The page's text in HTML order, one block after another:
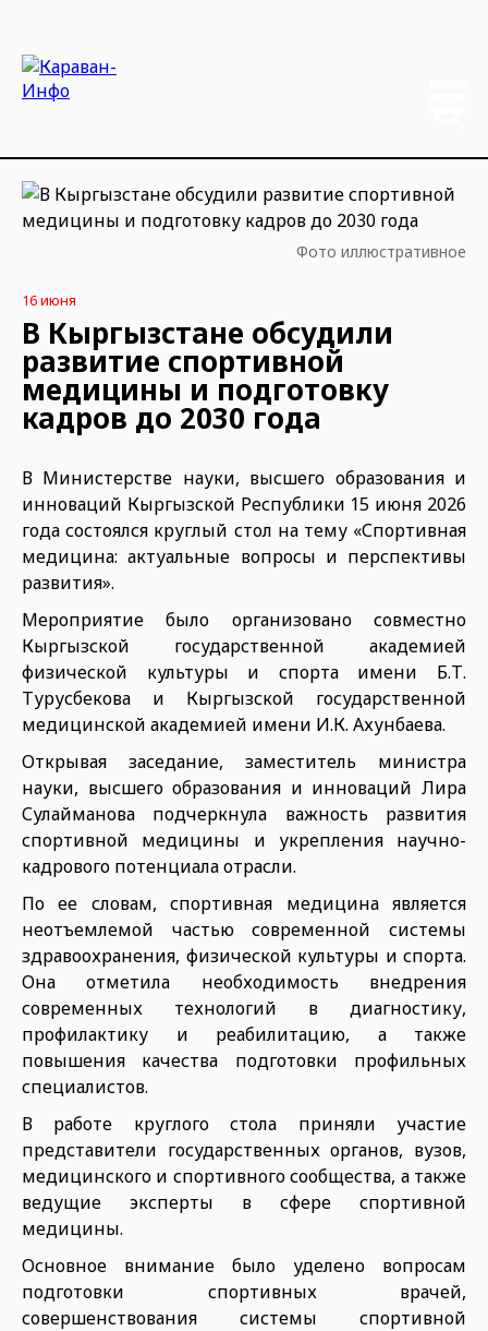
Фото иллюстративное
16 июня
В Кыргызстане обсудили
развитие спортивной
медицины и подготовку
кадров до 2030 года
В Министерстве науки, высшего образования и
инноваций Кыргызской Республики 15 июня 2026
года состоялся круглый стол на тему «Спортивная
медицина: актуальные вопросы и перспективы
развития».
Мероприятие было организовано совместно
Кыргызской государственной академией
физической культуры и спорта имени Б.Т.
Турусбекова и Кыргызской государственной
медицинской академией имени И.К. Ахунбаева.
Открывая заседание, заместитель министра
науки, высшего образования и инноваций Лира
Сулайманова подчеркнула важность развития
спортивной медицины и укрепления научно-
кадрового потенциала отрасли.
По ее словам, спортивная медицина является
неотъемлемой частью современной системы
здравоохранения, физической культуры и спорта.
Она отметила необходимость внедрения
современных технологий в диагностику,
профилактику и реабилитацию, а также
повышения качества подготовки профильных
специалистов.
В работе круглого стола приняли участие
представители государственных органов, вузов,
медицинского и спортивного сообщества, а также
ведущие эксперты в сфере спортивной
медицины.
Основное внимание было уделено вопросам
подготовки спортивных врачей,
совершенствования системы спортивной